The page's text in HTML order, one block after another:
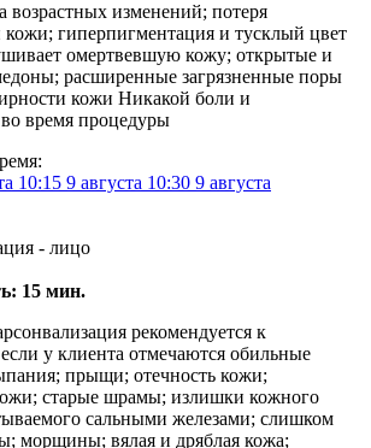
возрастных изменений; потеря
кожи; гиперпигментация и тусклый цвет
омертвевшую кожу; открытые и
расширенные загрязненные поры
кожи Никакой боли и
время процедуры
10:15 9 августа 10:30 9 августа
- лицо
15 мин.
рекомендуется к
у клиента отмечаются обильные
прыщи; отечность кожи;
старые шрамы; излишки кожного
сальными железами; слишком
морщины; вялая и дряблая кожа;